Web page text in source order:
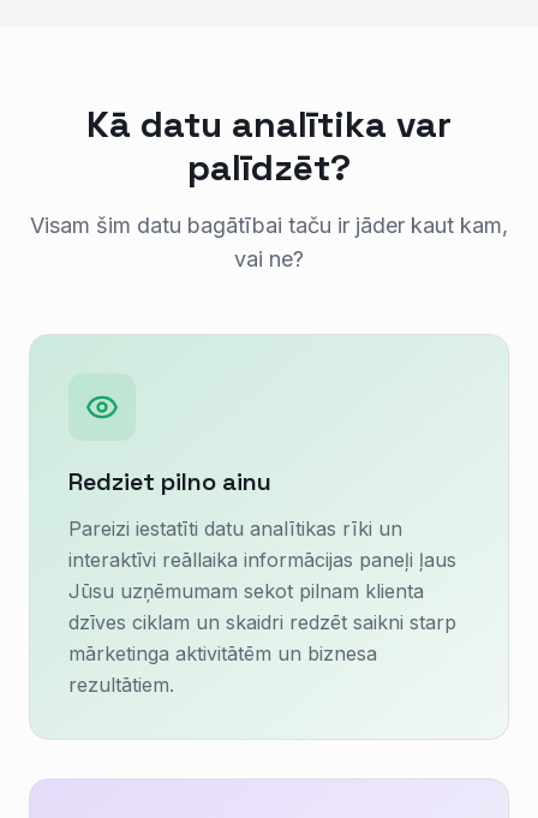
Kā datu analītika var
palīdzēt?
Visam šim datu bagātībai taču ir jāder kaut kam,
vai ne?
Redziet pilno ainu
Pareizi iestatīti datu analītikas rīki un
interaktīvi reāllaika informācijas paneļi ļaus
Jūsu uzņēmumam sekot pilnam klienta
dzīves ciklam un skaidri redzēt saikni starp
mārketinga aktivitātēm un biznesa
rezultātiem.